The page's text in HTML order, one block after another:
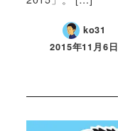
ko31
2015年11月6日